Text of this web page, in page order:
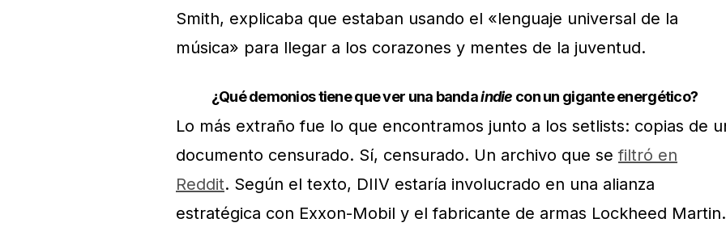
Smith, explicaba que estaban usando el «lenguaje universal de la
música» para llegar a los corazones y mentes de la juventud.
¿Qué demonios tiene que ver una bandaindie con un gigante energético?
Lo más extraño fue lo que encontramos junto a los setlists: copias de
documento censurado. Sí, censurado. Un archivo que sefiltró en
Reddit. Según el texto, DIIV estaría involucrado en una alianza
estratégica con Exxon-Mobil y el fabricante de armas Lockheed Martin.